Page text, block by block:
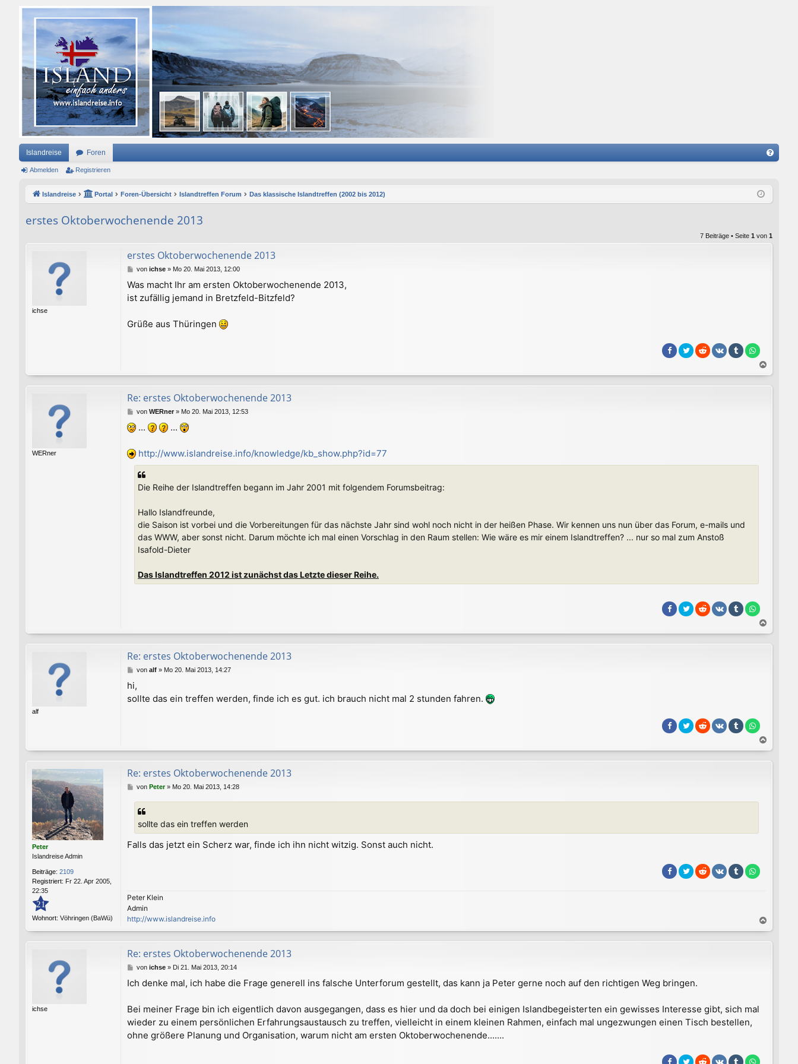
Islandreise Foren
Q
Abmelden Registrieren
Islandreise Portal Foren-Übersicht Islandtreffen Forum Das klassische Islandtreffen (2002 bis 2012)
erstes Oktoberwochenende 2013
7 Beiträge • Seite 1 von 1
ichse
erstes Oktoberwochenende 2013
B
i
t
g
von ichse» Mo 20. Mai 2013, 12:00
Was macht Ihr am ersten Oktoberwochenende 2013,
ist zufällig jemand in Bretzfeld-Bitzfeld?
Grüße aus Thüringen
a
c
WERner
Re: erstes Oktoberwochenende 2013
B
i
r
a
g
von WERner» Mo 20. Mai 2013, 12:53
... ...
http://www.islandreise.info/knowledge/kb_show.php?id=77
Die Reihe der Islandtreffen begann im Jahr 2001 mit folgendem Forumsbeitrag:
Hallo Islandfreunde,
die Saison ist vorbei und die Vorbereitungen für das nächste Jahr sind wohl noch nicht in der heißen Phase. Wir kennen uns nun über das Forum, e-mails und
das WWW, aber sonst nicht. Darum möchte ich mal einen Vorschlag in den Raum stellen: Wie wäre es mir einem Islandtreffen? ... nur so mal zum Anstoß
Isafold-Dieter
Das Islandtreffen 2012 ist zunächst das Letzte dieser Reihe.
a
c
alf
Re: erstes Oktoberwochenende 2013
B
i
t
von alf» Mo 20. Mai 2013, 14:27
hi,
sollte das ein treffen werden, finde ich es gut. ich brauch nicht mal 2 stunden fahren.
a
c
Peter
Islandreise Admin
Beiträge: 2109
Registriert: Fr 22. Apr 2005,
22:35
21
Wohnort: Vöhringen (BaWü)
Re: erstes Oktoberwochenende 2013
B
a
g
von Peter» Mo 20. Mai 2013, 14:28
sollte das ein treffen werden
Falls das jetzt ein Scherz war, finde ich ihn nicht witzig. Sonst auch nicht.
Peter Klein
Admin
http://www.islandreise.info
a
c
ichse
Re: erstes Oktoberwochenende 2013
B
i
a
g
von ichse» Di 21. Mai 2013, 20:14
Ich denke mal, ich habe die Frage generell ins falsche Unterforum gestellt, das kann ja Peter gerne noch auf den richtigen Weg bringen.
Bei meiner Frage bin ich eigentlich davon ausgegangen, dass es hier und da doch bei einigen Islandbegeisterten ein gewisses Interesse gibt, sich mal
wieder zu einem persönlichen Erfahrungsaustausch zu treffen, vielleicht in einem kleinen Rahmen, einfach mal ungezwungen einen Tisch bestellen,
ohne größere Planung und Organisation, warum nicht am ersten Oktoberwochenende.......